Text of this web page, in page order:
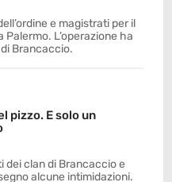
e magistrati per il
L’operazione ha
Brancaccio.
pizzo. E solo un
dei clan di Brancaccio e
alcune intimidazioni.